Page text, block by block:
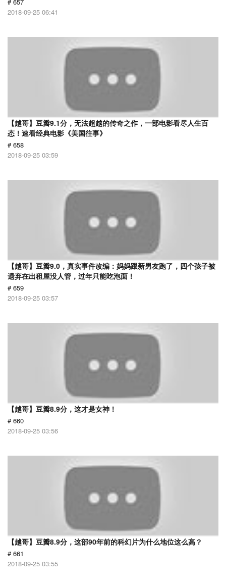
2018-09-25 06:41
【越哥】豆瓣9.1分，无法超越的传奇之作，一部电影看尽人生百
态！速看经典电影《美国往事》
# 658
2018-09-25 03:59
【越哥】豆瓣9.0，真实事件改编：妈妈跟新男友跑了，四个孩子被
遗弃在出租屋没人管，过年只能吃泡面！
# 659
2018-09-25 03:57
【越哥】豆瓣8.9分，这才是女神！
# 660
2018-09-25 03:56
【越哥】豆瓣8.9分，这部90年前的科幻片为什么地位这么高？
# 661
2018-09-25 03:55